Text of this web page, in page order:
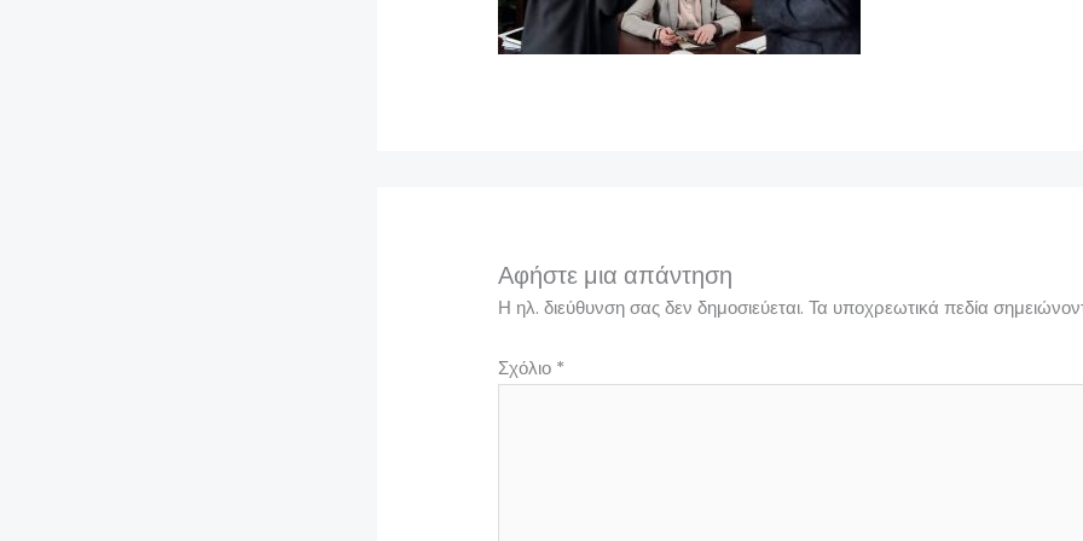
Αφήστε μια απάντηση
Η ηλ. διεύθυνση σας δεν δημοσιεύεται. Τα υποχρεωτικά πεδία
Σχόλιο *